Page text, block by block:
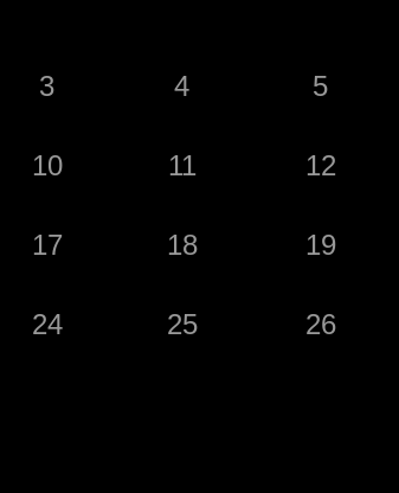
3 4 5
10 11 12
17 18 19
24 25 26